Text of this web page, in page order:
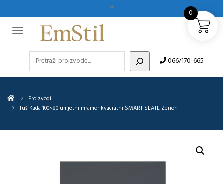
066/170-665
Proizvodi
Tuš Kada 100×80 umjetni mramor kvadratni SMART SLATE Zenon
0